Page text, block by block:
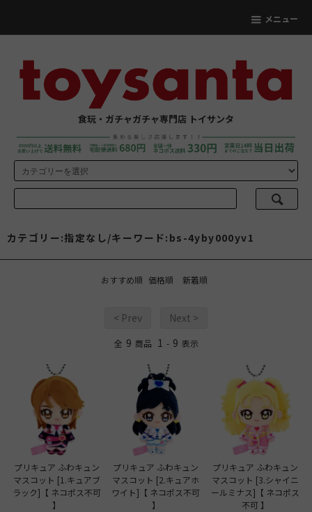
メニュー
食玩・ガチャガチャ専門店 トイサンタ
カテゴリー:指定なし/キーワード:bs-4yby000yv1
おすすめ順 価格順 新着順
< Prev Next >
全 9 商品 1 - 9 表示
プリキュア ふわキュン
マスコット [1.キュアブ
ラック]【 ネコポス不可
】
プリキュア ふわキュン
マスコット [2.キュアホ
ワイト]【 ネコポス不可
】
プリキュア ふわキュン
マスコット [3.シャイニ
ールミナス]【 ネコポス
不可 】